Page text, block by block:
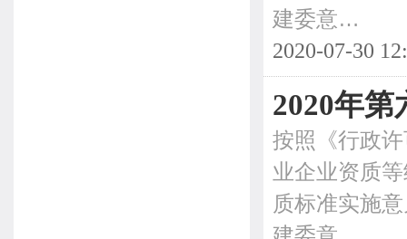
建委意…
2020-07-30
2020年
按照《行政
业企业资质
质标准实施